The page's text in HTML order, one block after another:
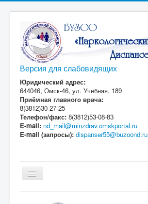
Версия для слабовидящих
Юридический адрес:
644046, Омск-46, ул. Учебная, 189
Приёмная главного врача:
8(3812)30-27-25
Телефон/факс: 8(3812)53-08-83
E-mail: nd_mail@minzdrav.omskportal.ru
E-mail (запросы): dispanser55@buzoond.ru
Включить/